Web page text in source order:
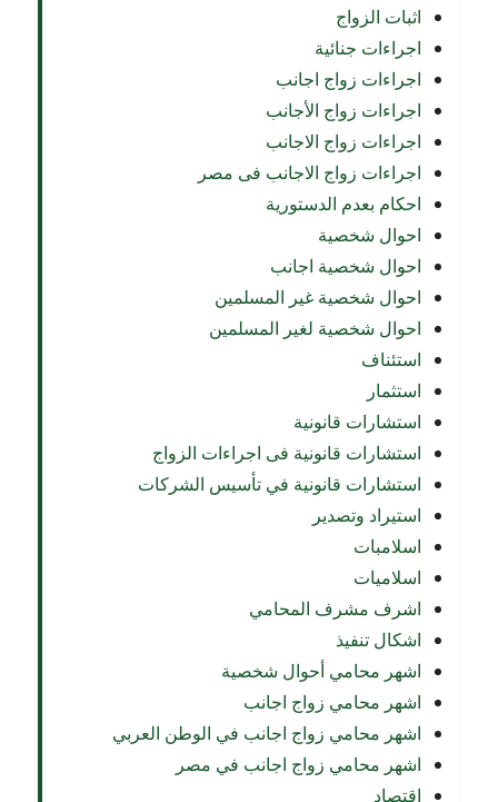
اثبات الزواج
اجراءات جنائية
اجراءات زواج اجانب
اجراءات زواج الأجانب
اجراءات زواج الاجانب
اجراءات زواج الاجانب فى مصر
احكام بعدم الدستورية
احوال شخصية
احوال شخصية اجانب
احوال شخصية غير المسلمين
احوال شخصية لغير المسلمين
استئناف
استثمار
استشارات قانونية
استشارات قانونية فى اجراءات الزواج
استشارات قانونية في تأسيس الشركات
استيراد وتصدير
اسلامبات
اسلاميات
اشرف مشرف المحامي
اشكال تنفيذ
اشهر محامي أحوال شخصية
اشهر محامي زواج اجانب
اشهر محامي زواج اجانب في الوطن العربي
اشهر محامي زواج اجانب في مصر
اقتصاد